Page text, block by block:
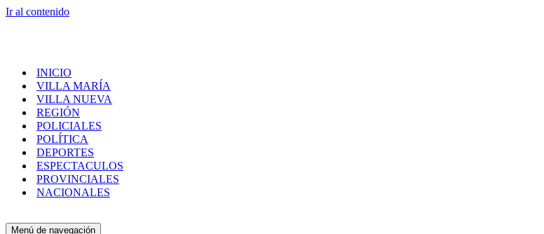
Ir al contenido
INICIO
VILLA MARÍA
VILLA NUEVA
REGIÓN
POLICIALES
POLÍTICA
DEPORTES
ESPECTACULOS
PROVINCIALES
NACIONALES
Menú de navegación